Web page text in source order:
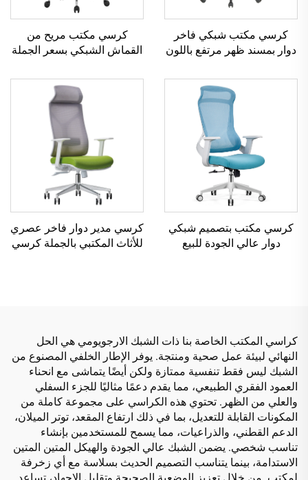
كرسي مكتب شبكي فاخر
دوار بمسند ظهر مرتفع باللون
مكتب شبكي مريح للموظفين
كرسي مكتب مريح من
القماش الشبكي بسعر الجملة
كرسي مكتب دوار مريح من
القماش الشبكي
كرسي مكتب بتصميم شبكي
دوار عالي الجودة للبيع
كرسي مدير دوار فاخر عصري
للأثاث المكتبي بالجملة كرسي
كراسي المكتب الخاصة بنا ذات الشبك الارجويومي هي الحل
النهائي لبيئة عمل صحية ومنتجة. يوفر الإطار الخلفي المصنوع من
الشبك ليس فقط تنفسية ممتازة ولكن أيضًا يتماشى مع انحناء
العمود الفقري الطبيعي، مما يقدم دعمًا مثاليًا للجزء السفلي
والعلي من الظهر. تحتوي هذه الكراسي على مجموعة كاملة من
المكونات القابلة للتعديل، بما في ذلك ارتفاع المقعد، توتر الميلان،
الدعم القطني، والذراعيات، مما يسمح للمستخدمين بإنشاء
تناسب شخصي. يضمن الشبك عالي الجودة والهيكل المتين المتين
الاستدامة، بينما يتناسب التصميم الحديث بسلاسة مع أي زخرفة